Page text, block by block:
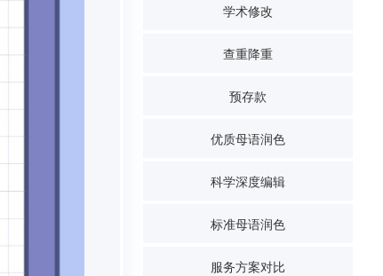
学术修改
查重降重
预存款
优质母语润色
科学深度编辑
标准母语润色
服务方案对比